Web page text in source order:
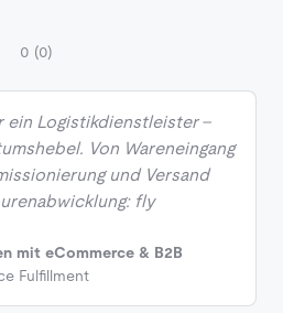
0 (0)
ein Logistikdienstleister –
Von Wareneingang
und Versand
fly
mit eCommerce & B2B
Fulfillment